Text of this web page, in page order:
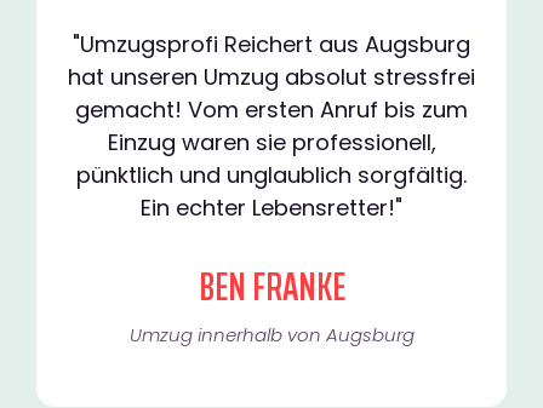
"Umzugsprofi Reichert aus Augsburg
hat unseren Umzug absolut stressfrei
gemacht! Vom ersten Anruf bis zum
Einzug waren sie professionell,
pünktlich und unglaublich sorgfältig.
Ein echter Lebensretter!"
BEN FRANKE
Umzug innerhalb von Augsburg​